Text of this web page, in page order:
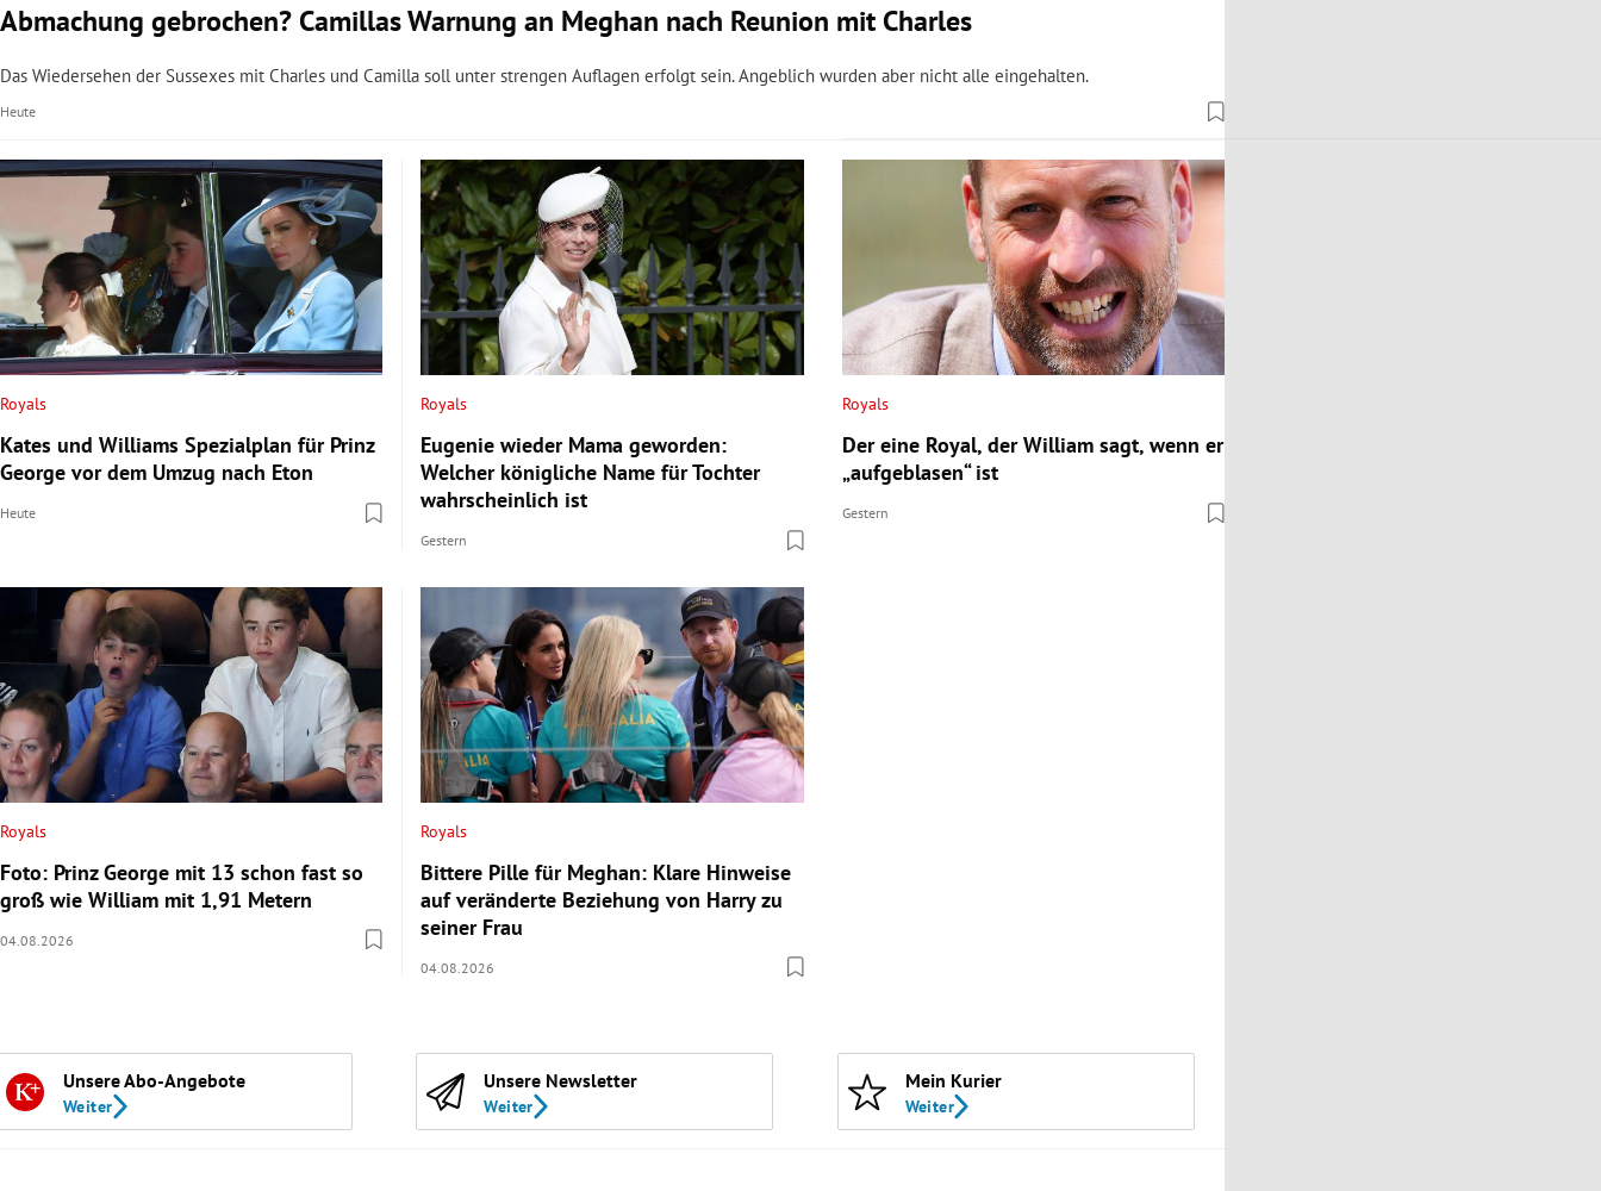
Abmachung gebrochen? Camillas Warnung an Meghan nach Reunion mit Charles
Das Wiedersehen der Sussexes mit Charles und Camilla soll unter strengen Auflagen erfolgt sein. Angeblich wurden aber nicht alle eingehalten.
Heute
Royals
Kates und Williams Spezialplan für Prinz
George vor dem Umzug nach Eton
Heute
Royals
Eugenie wieder Mama geworden:
Welcher königliche Name für Tochter
wahrscheinlich ist
Gestern
Royals
Der eine Royal, der William sagt, wenn er
„aufgeblasen“ ist
Gestern
Royals
Foto: Prinz George mit 13 schon fast so
groß wie William mit 1,91 Metern
04.08.2026
Royals
Bittere Pille für Meghan: Klare Hinweise
auf veränderte Beziehung von Harry zu
seiner Frau
04.08.2026
Unsere Abo-Angebote
Weiter
Unsere Newsletter
Weiter
Mein Kurier
Weiter